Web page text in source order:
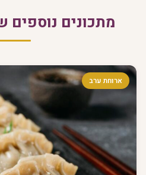
מתכונים נוספים
ארוחת ערב